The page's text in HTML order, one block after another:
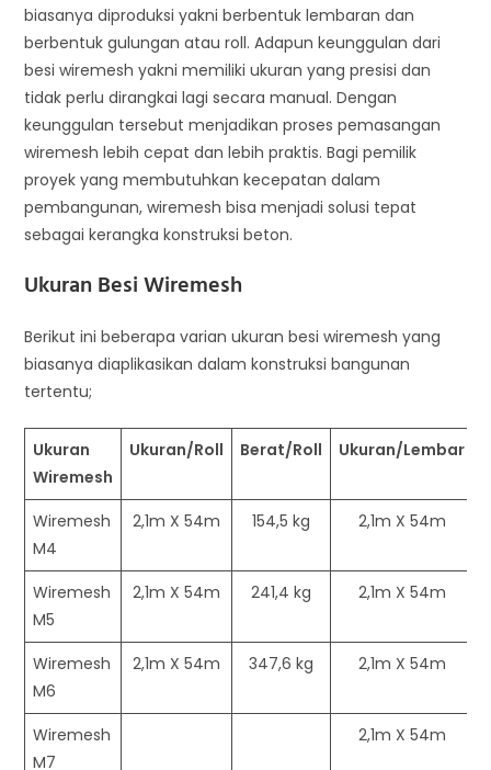
biasanya diproduksi yakni berbentuk lembaran dan
berbentuk gulungan atau roll. Adapun keunggulan dari
besi wiremesh yakni memiliki ukuran yang presisi dan
tidak perlu dirangkai lagi secara manual. Dengan
keunggulan tersebut menjadikan proses pemasangan
wiremesh lebih cepat dan lebih praktis. Bagi pemilik
proyek yang membutuhkan kecepatan dalam
pembangunan, wiremesh bisa menjadi solusi tepat
sebagai kerangka konstruksi beton.
Ukuran Besi Wiremesh
Berikut ini beberapa varian ukuran besi wiremesh yang
biasanya diaplikasikan dalam konstruksi bangunan
tertentu;
Ukuran
Wiremesh
Ukuran/Roll Berat/Roll Ukuran/Lembar
Wiremesh
M4
2,1m X 54m 154,5 kg 2,1m X 54m
Wiremesh
M5
2,1m X 54m 241,4 kg 2,1m X 54m
Wiremesh
M6
2,1m X 54m 347,6 kg 2,1m X 54m
Wiremesh
M7
2,1m X 54m